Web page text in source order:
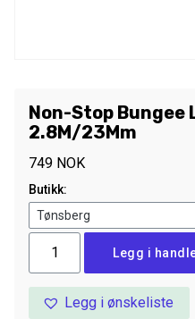
Non-Stop Bungee
2.8M/23Mm
749 NOK
Butikk:
Stop
Bungee
Leash
Legg i
Legg i ønskeliste